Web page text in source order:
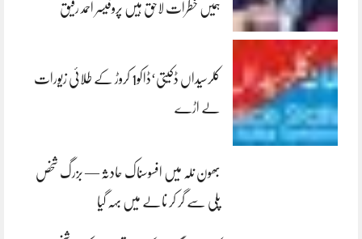
ہمیں خطرات لاحق ہیں پروفیسر احمد رفیق
کلرسیداں ڈکیتی‘ڈاکو1 کروڑ کے طلائی زیورات
لے اڑے
بھون نلہ میں افسوسناک حادثہ — بزرگ شخص
پلی سے گر کر نالے میں بہہ گیا